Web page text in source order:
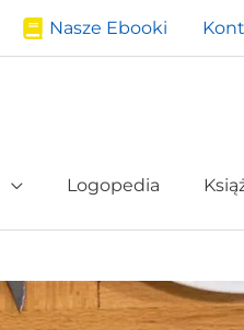
Nasze Ebooki
Logopedia